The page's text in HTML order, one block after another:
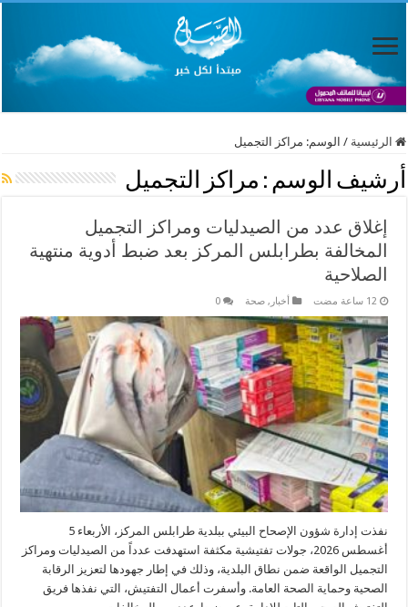
الرئيسية / الوسم: مراكز التجميل
أرشيف الوسم : مراكز التجميل
إغلاق عدد من الصيدليات ومراكز التجميل
المخالفة بطرابلس المركز بعد ضبط أدوية منتهية
الصلاحية
أخبار ,صحة 0
نفذت إدارة شؤون الإصحاح البيئي ببلدية طرابلس المركز، الأربعاء 5
أغسطس 2026، جولات تفتيشية مكثفة استهدفت عدداً من الصيدليات ومراكز
التجميل الواقعة ضمن نطاق البلدية، وذلك في إطار جهودها لتعزيز الرقابة
الصحية وحماية الصحة العامة. وأسفرت أعمال التفتيش، التي نفذها فريق